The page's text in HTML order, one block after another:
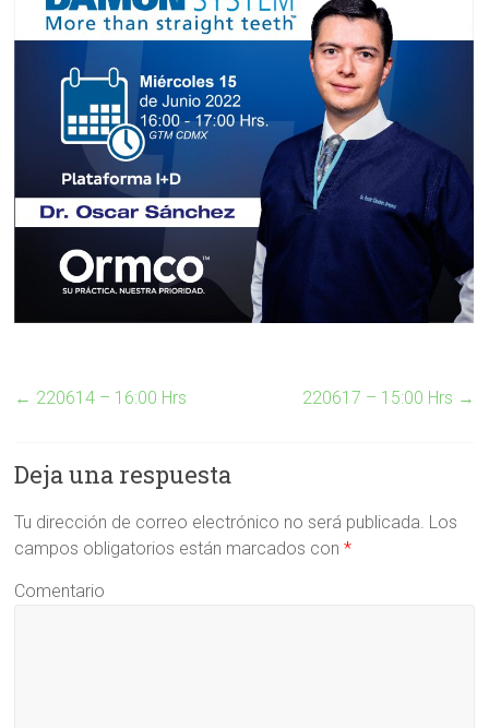
← 220614 – 16:00 Hrs 220617 – 15:00 Hrs →
Deja una respuesta
Tu dirección de correo electrónico no será publicada. Los
campos obligatorios están marcados con*
Comentario